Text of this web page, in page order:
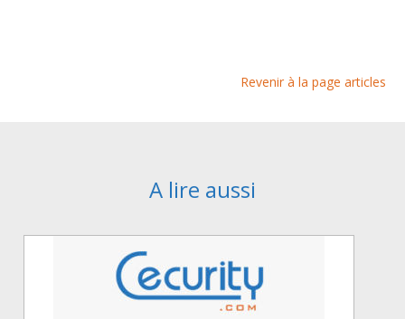
Revenir à la page articles
A lire aussi